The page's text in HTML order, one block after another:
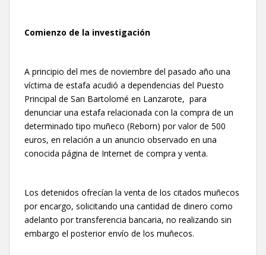
Comienzo de la investigación
A principio del mes de noviembre del pasado año una
víctima de estafa acudió a dependencias del Puesto
Principal de San Bartolomé en Lanzarote, para
denunciar una estafa relacionada con la compra de un
determinado tipo muñeco (Reborn) por valor de 500
euros, en relación a un anuncio observado en una
conocida página de Internet de compra y venta.
Los detenidos ofrecían la venta de los citados muñecos
por encargo, solicitando una cantidad de dinero como
adelanto por transferencia bancaria, no realizando sin
embargo el posterior envío de los muñecos.